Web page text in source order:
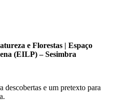
e Florestas | Espaço
(EILP) – Sesimbra
descobertas e um pretexto para